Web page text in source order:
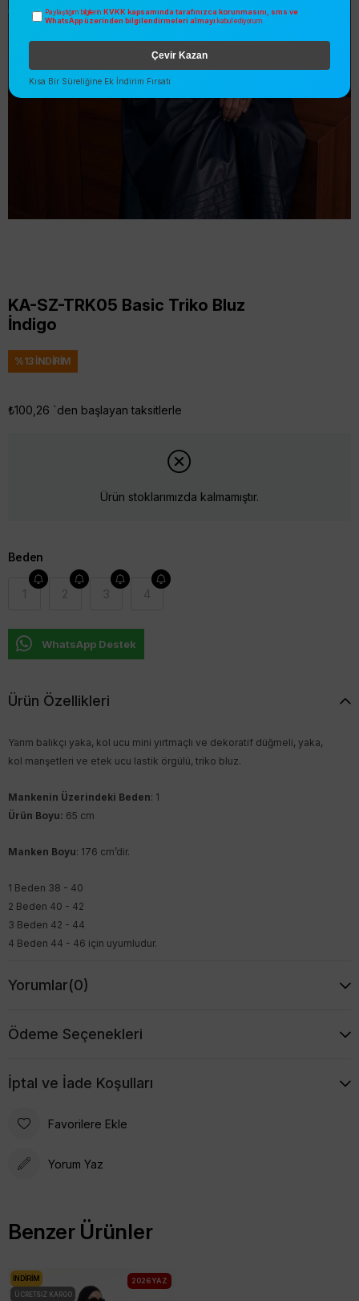
KA-SZ-TRK05 Basic Triko Bluz
İndigo
%13İNDIRIM
₺100,26 `den başlayan taksitlerle
Ürün stoklarımızda kalmamıştır.
Beden
1 2 3 4
WhatsApp Destek
Ürün Özellikleri
Yarım balıkçı yaka, kol ucu mini yırtmaçlı ve dekoratif düğmeli, yaka,
kol manşetleri ve etek ucu lastik örgülü, triko bluz.
Mankenin Üzerindeki Beden: 1
Ürün Boyu: 65 cm
Manken Boyu: 176 cm’dir.
1 Beden 38 - 40
2 Beden 40 - 42
3 Beden 42 - 44
4 Beden 44 - 46 için uyumludur.
Yorumlar(0)
Ödeme Seçenekleri
İptal ve İade Koşulları
Favorilere Ekle
Yorum Yaz
Benzer Ürünler
İNDIRIM
ÜCRETSIZ KARGO
2026 YAZ
Paylaştığım bilgilerin KVKK kapsamında tarafınızca korunmasını, sms ve
WhatsApp üzerinden bilgilendirmeleri almayı kabul ediyorum.
Çevir Kazan
Kısa Bir Süreliğine Ek İndirim Fırsatı